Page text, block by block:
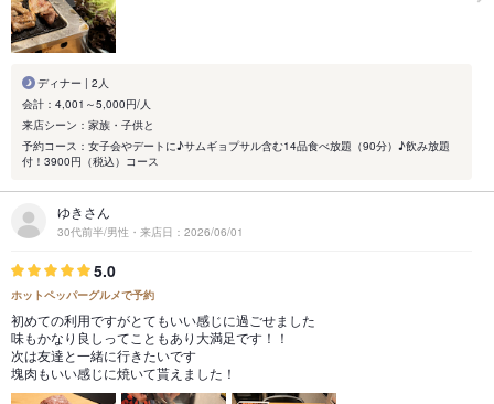
ディナー | 2人
会計：4,001～5,000円/人
来店シーン：家族・子供と
予約コース：女子会やデートに♪サムギョプサル含む14品食べ放題（90分）♪飲み放題
付！3900円（税込）コース
ゆきさん
30代前半/男性・来店日：2026/06/01
5.0
ホットペッパーグルメで予約
初めての利用ですがとてもいい感じに過ごせました
味もかなり良しってこともあり大満足です！！
次は友達と一緒に行きたいです
塊肉もいい感じに焼いて貰えました！